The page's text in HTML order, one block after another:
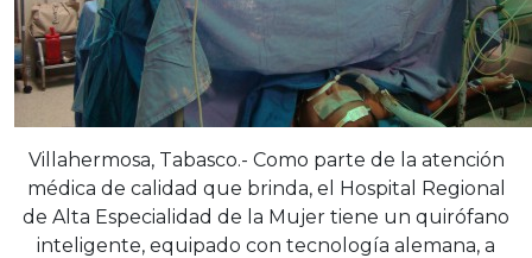
Villahermosa, Tabasco.- Como parte de la atención
médica de calidad que brinda, el Hospital Regional
de Alta Especialidad de la Mujer tiene un quirófano
inteligente, equipado con tecnología alemana, a